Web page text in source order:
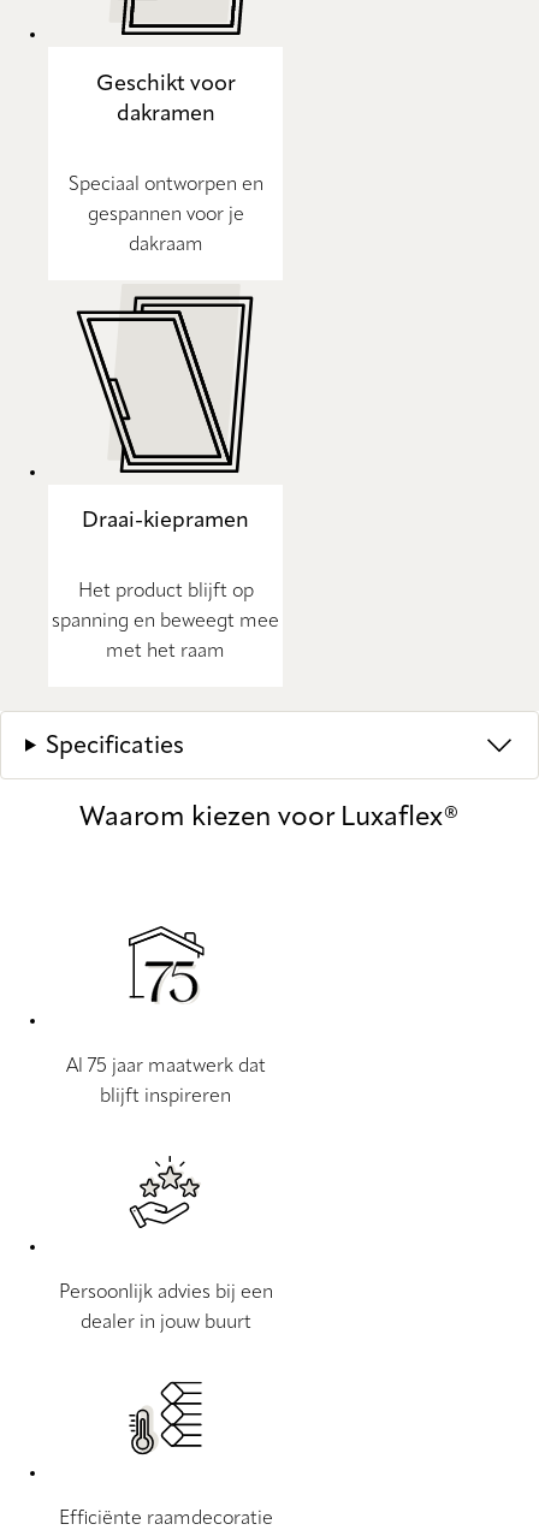
Geschikt voor
dakramen
Speciaal ontworpen en
gespannen voor je
dakraam
Draai-kiepramen
Het product blijft op
spanning en beweegt mee
met het raam
Specificaties
Waarom kiezen voor Luxaflex®
Al 75 jaar maatwerk dat
blijft inspireren
Persoonlijk advies bij een
dealer in jouw buurt
Efficiënte raamdecoratie